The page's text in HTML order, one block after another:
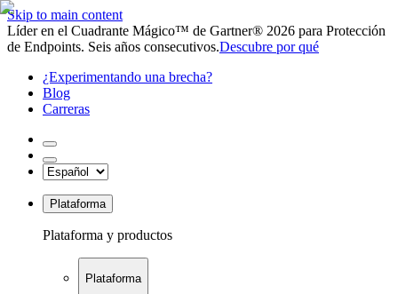
Skip to main content
Líder en el Cuadrante Mágico™ de Gartner® 2026 para Protección
de Endpoints. Seis años consecutivos.Descubre por qué
¿Experimentando una brecha?
Blog
Carreras
Plataforma
Plataforma y productos
Plataforma